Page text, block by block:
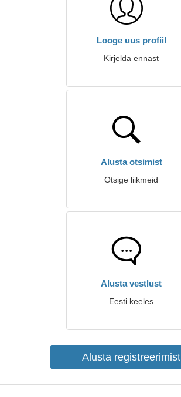
Looge uus profiil
Kirjelda ennast
Alusta otsimist
Otsige liikmeid
Alusta vestlust
Eesti keeles
Alusta registreerimist